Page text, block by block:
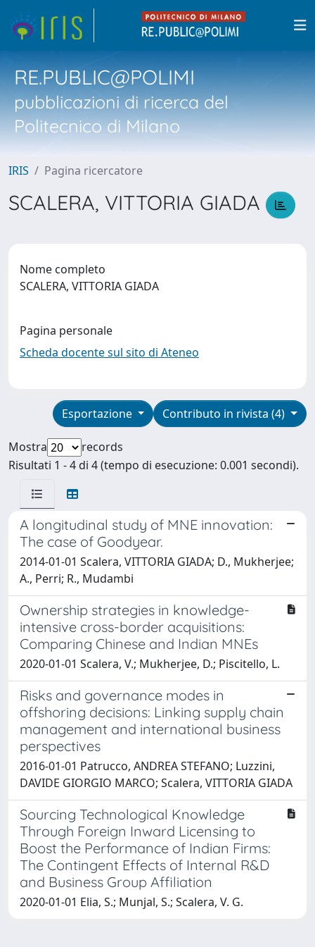
RE.PUBLIC@POLIMI
pubblicazioni di ricerca del
Politecnico di Milano
IRIS Pagina ricercatore
SCALERA, VITTORIA GIADA
Nome completo
SCALERA, VITTORIA GIADA
Pagina personale
Scheda docente sul sito di Ateneo
Contributo in rivista (4)
Esportazione
Mostra
records
Risultati 1 - 4 di 4 (tempo di esecuzione: 0.001 secondi).
A longitudinal study of MNE innovation:
The case of Goodyear.
2014-01-01 Scalera, VITTORIA GIADA; D., Mukherjee;
A., Perri; R., Mudambi
Ownership strategies in knowledge-
intensive cross-border acquisitions:
Comparing Chinese and Indian MNEs
2020-01-01 Scalera, V.; Mukherjee, D.; Piscitello, L.
Risks and governance modes in
offshoring decisions: Linking supply chain
management and international business
perspectives
2016-01-01 Patrucco, ANDREA STEFANO; Luzzini,
DAVIDE GIORGIO MARCO; Scalera, VITTORIA GIADA
Sourcing Technological Knowledge
Through Foreign Inward Licensing to
Boost the Performance of Indian Firms:
The Contingent Effects of Internal R&D
and Business Group Affiliation
2020-01-01 Elia, S.; Munjal, S.; Scalera, V. G.